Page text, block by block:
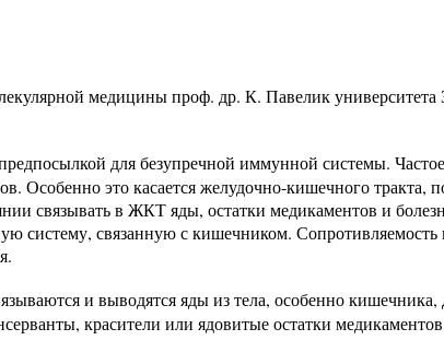
медицины проф. др. К. Павелик университета
для безупречной иммунной системы.
Особенно это касается желудочно-кишечного тракта,
связывать в ЖКТ яды, остатки медикаментов и
систему, связанную с кишечником.
и выводятся яды из тела, особенно
красители или ядовитые остатки